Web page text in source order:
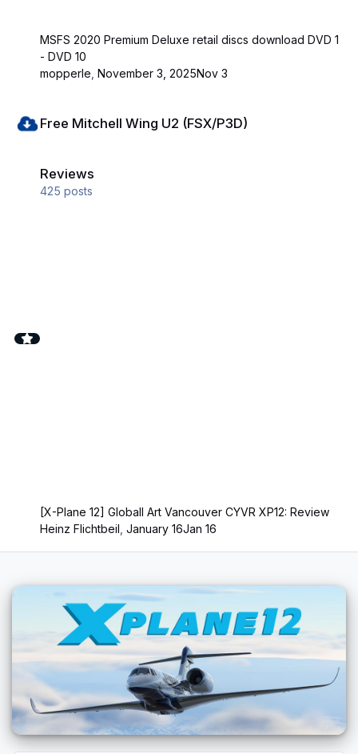
MSFS 2020 Premium Deluxe retail discs download DVD 1
- DVD 10
mopperle ,November 3, 2025Nov 3
Free Mitchell Wing U2 (FSX/P3D)
Reviews
425 posts
[X-Plane 12] Globall Art Vancouver CYVR XP12: Review
Heinz Flichtbeil ,January 16Jan 16